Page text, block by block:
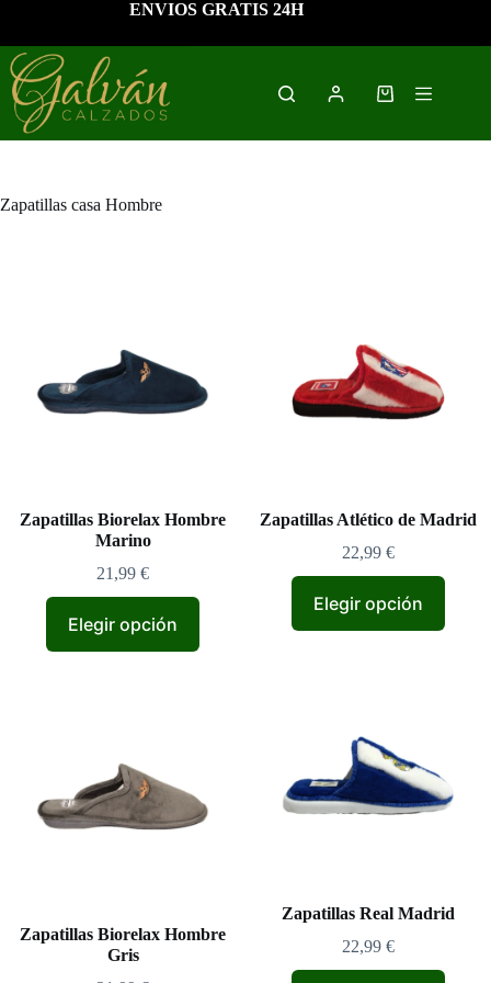
contenido
ENVIOS GRATIS 24H
Carro
compra
Zapatillas casa Hombre
Zapatillas Biorelax Hombre
Marino
21,99 €
Elegir opción
Zapatillas Biorelax Hombre
Gris
Zapatillas Atlético de Madrid
22,99 €
Elegir opción
Zapatillas Real Madrid
22,99 €